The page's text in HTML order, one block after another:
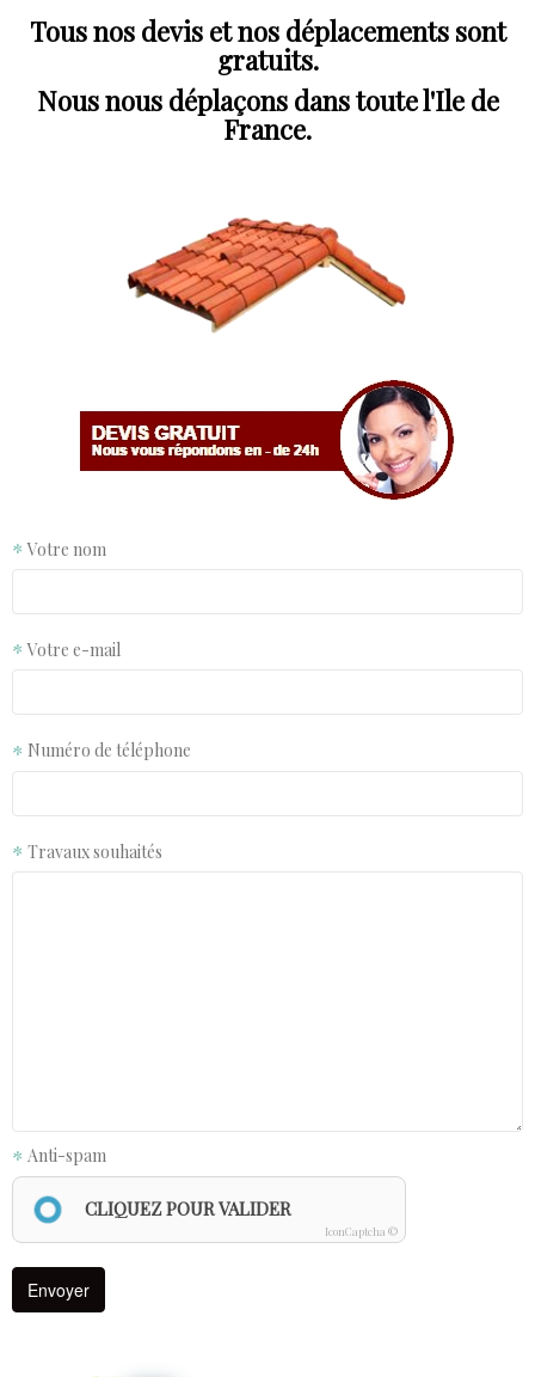
Tous nos devis et nos déplacements sont
gratuits.
Nous nous déplaçons dans toute l'Ile de
France.
Votre nom
Votre e-mail
Numéro de téléphone
Travaux souhaités
Anti-spam
CLIQUEZ POUR VALIDER
IconCaptcha ©